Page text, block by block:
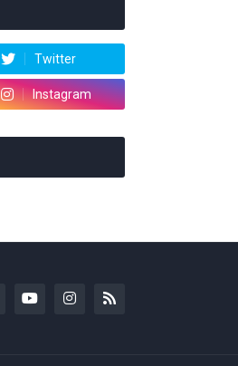
Twitter
Instagram